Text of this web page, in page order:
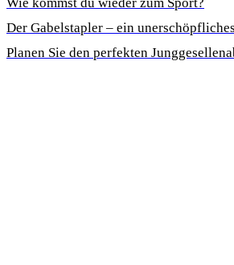
Der Gabelstapler – ein
Planen Sie den perfekten